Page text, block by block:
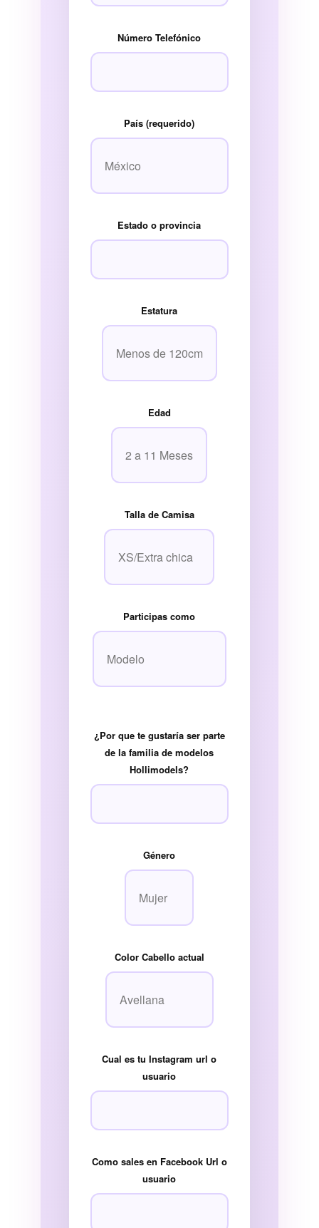
Número Telefónico
País (requerido)
Estado o provincia
Estatura
Edad
Talla de Camisa
Participas como
¿Por que te gustaría ser parte
de la familia de modelos
Hollimodels?
Género
Color Cabello actual
Cual es tu Instagram url o
usuario
Como sales en Facebook Url o
usuario